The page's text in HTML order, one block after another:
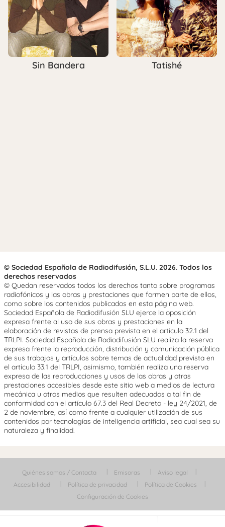
Sin Bandera Tatishé
© Sociedad Española de Radiodifusión, S.L.U. 2026. Todos los
derechos reservados
© Quedan reservados todos los derechos tanto sobre programas
radiofónicos y las obras y prestaciones que formen parte de ellos,
como sobre los contenidos publicados en esta página web.
Sociedad Española de Radiodifusión SLU ejerce la oposición
expresa frente al uso de sus obras y prestaciones en la
elaboración de revistas de prensa prevista en el artículo 32.1 del
TRLPI. Sociedad Española de Radiodifusión SLU realiza la reserva
expresa frente la reproducción, distribución y comunicación pública
de sus trabajos y artículos sobre temas de actualidad prevista en
el artículo 33.1 del TRLPI, asimismo, también realiza una reserva
expresa de las reproducciones y usos de las obras y otras
prestaciones accesibles desde este sitio web a medios de lectura
mecánica u otros medios que resulten adecuados a tal fin de
conformidad con el artículo 67.3 del Real Decreto - ley 24/2021, de
2 de noviembre, así como frente a cualquier utilización de sus
contenidos por tecnologías de inteligencia artificial, sea cual sea su
naturaleza y finalidad.
Quiénes somos / Contacta Emisoras
Aviso legal
Accesibilidad
Política de privacidad
Política de Cookies
Configuración de Cookies